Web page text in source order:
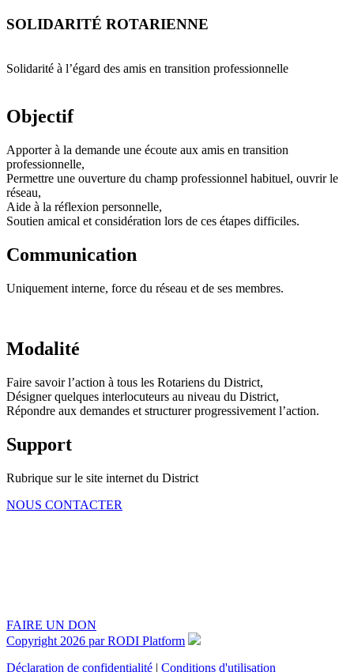
SOLIDARITÉ ROTARIENNE
Solidarité à l’égard des amis en transition professionnelle
Objectif
Apporter à la demande une écoute aux amis en transition
professionnelle,
Permettre une ouverture du champ professionnel habituel, ouvrir le
réseau,
Aide à la réflexion personnelle,
Soutien amical et considération lors de ces étapes difficiles.
Communication
Uniquement interne, force du réseau et de ses membres.
Modalité
Faire savoir l’action à tous les Rotariens du District,
Désigner quelques interlocuteurs au niveau du District,
Répondre aux demandes et structurer progressivement l’action.
Support
Rubrique sur le site internet du District
NOUS CONTACTER
FAIRE UN DON
Copyright 2026 par RODI Platform
Déclaration de confidentialité | Conditions d'utilisation